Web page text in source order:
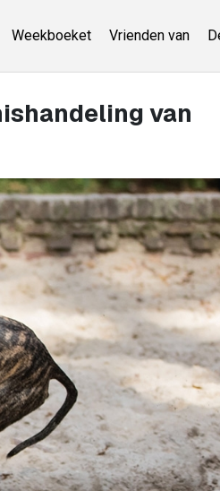
Weekboeket Vrienden van
van